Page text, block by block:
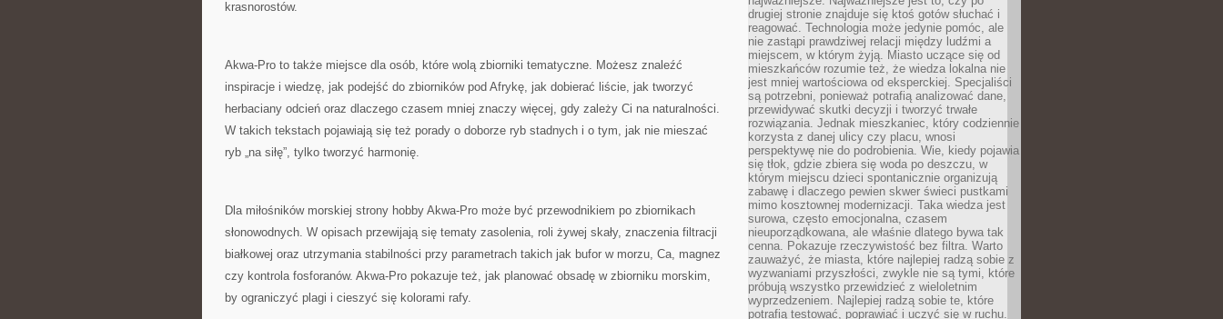
krasnorostów.
Akwa-Pro to także miejsce dla osób, które wolą zbiorniki tematyczne. Możesz znaleźć
inspiracje i wiedzę, jak podejść do zbiorników pod Afrykę, jak dobierać liście, jak tworzyć
herbaciany odcień oraz dlaczego czasem mniej znaczy więcej, gdy zależy Ci na naturalności.
W takich tekstach pojawiają się też porady o doborze ryb stadnych i o tym, jak nie mieszać
ryb „na siłę”, tylko tworzyć harmonię.
Dla miłośników morskiej strony hobby Akwa-Pro może być przewodnikiem po zbiornikach
słonowodnych. W opisach przewijają się tematy zasolenia, roli żywej skały, znaczenia filtracji
białkowej oraz utrzymania stabilności przy parametrach takich jak bufor w morzu, Ca, magnez
czy kontrola fosforanów. Akwa-Pro pokazuje też, jak planować obsadę w zbiorniku morskim,
by ograniczyć plagi i cieszyć się kolorami rafy.
drugiej stronie znajduje się ktoś gotów słuchać i
reagować. Technologia może jedynie pomóc, ale
nie zastąpi prawdziwej relacji między ludźmi a
miejscem, w którym żyją. Miasto uczące się od
mieszkańców rozumie też, że wiedza lokalna nie
jest mniej wartościowa od eksperckiej. Specjaliści
są potrzebni, ponieważ potrafią analizować dane,
przewidywać skutki decyzji i tworzyć trwałe
rozwiązania. Jednak mieszkaniec, który codziennie
korzysta z danej ulicy czy placu, wnosi
perspektywę nie do podrobienia. Wie, kiedy pojawia
się tłok, gdzie zbiera się woda po deszczu, w
którym miejscu dzieci spontanicznie organizują
zabawę i dlaczego pewien skwer świeci pustkami
mimo kosztownej modernizacji. Taka wiedza jest
surowa, często emocjonalna, czasem
nieuporządkowana, ale właśnie dlatego bywa tak
cenna. Pokazuje rzeczywistość bez filtra. Warto
zauważyć, że miasta, które najlepiej radzą sobie z
wyzwaniami przyszłości, zwykle nie są tymi, które
próbują wszystko przewidzieć z wieloletnim
wyprzedzeniem. Najlepiej radzą sobie te, które
potrafią testować, poprawiać i uczyć się w ruchu.